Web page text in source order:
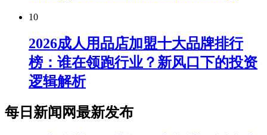
10
2026成人用品店加盟十大品牌排行
榜：谁在领跑行业？新风口下的投资
逻辑解析
每日新闻网最新发布